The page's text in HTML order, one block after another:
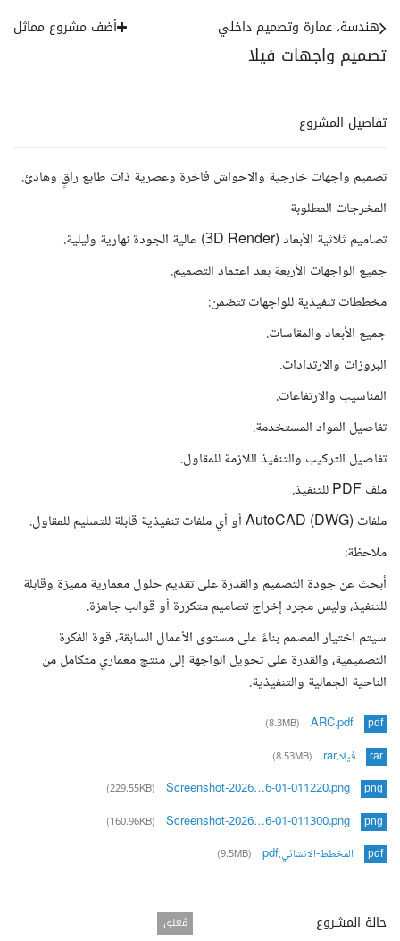
تصميم واجهات فيلا
هندسة، عمارة وتصميم داخلي أضف مشروع مماثل
تفاصيل المشروع
تصميم واجهات خارجية والاحواش فاخرة وعصرية ذات طابع راقٍ وهادئ.
المخرجات المطلوبة
تصاميم ثلاثية الأبعاد (3D Render) عالية الجودة نهارية وليلية.
جميع الواجهات الأربعة بعد اعتماد التصميم.
مخططات تنفيذية للواجهات تتضمن:
جميع الأبعاد والمقاسات.
البروزات والارتدادات.
المناسيب والارتفاعات.
تفاصيل المواد المستخدمة.
تفاصيل التركيب والتنفيذ اللازمة للمقاول.
ملف PDF للتنفيذ.
ملفات AutoCAD (DWG) أو أي ملفات تنفيذية قابلة للتسليم للمقاول.
ملاحظة:
أبحث عن جودة التصميم والقدرة على تقديم حلول معمارية مميزة وقابلة
للتنفيذ، وليس مجرد إخراج تصاميم متكررة أو قوالب جاهزة.
سيتم اختيار المصمم بناءً على مستوى الأعمال السابقة، قوة الفكرة
التصميمية، والقدرة على تحويل الواجهة إلى منتج معماري متكامل من
الناحية الجمالية والتنفيذية.
pdf
ARC.pdf
(8.3MB)
rar فيلا.rar (8.53MB)
png
Screenshot-2026…6-01-011220.png
(229.55KB)
png
Screenshot-2026…6-01-011300.png
(160.96KB)
pdf المخطط-الانشائي.pdf (9.5MB)
حالة المشروع مُغلق